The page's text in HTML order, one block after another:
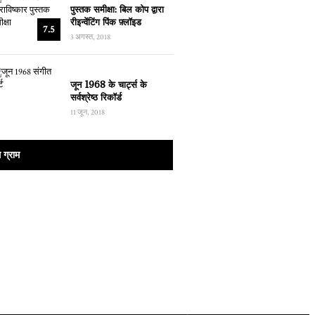
7.5
पुस्तक समीक्षा: बिल कोप द्वारा
रीइन्वेंटिंग पिंक फ़्लॉइड
3 अगस्त, 2018
जून 1968 के चार्ट्स के
सर्वश्रेष्ठ रिकॉर्ड
11 जून, 2018